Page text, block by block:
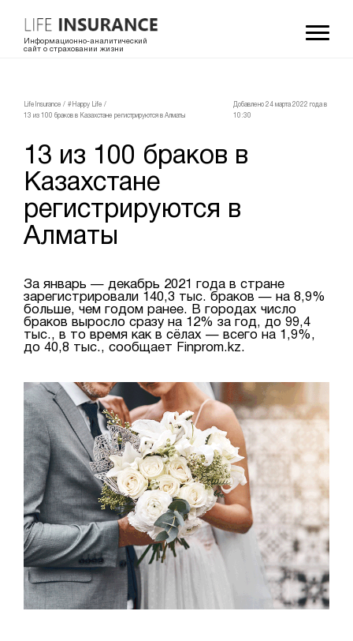
Информационно-аналитический
сайт о страховании жизни
LifeInsurance / #Happy Life /
13 из 100 браков в Казахстане регистрируются в Алматы
Добавлено 24 мартa 2022 года в
10:30
13 из 100 браков в
Казахстане
регистрируются в
Алматы
За январь — декабрь 2021 года в стране
зарегистрировали 140,3 тыс. браков — на 8,9%
больше, чем годом ранее. В городах число
браков выросло сразу на 12% за год, до 99,4
тыс., в то время как в сёлах — всего на 1,9%,
до 40,8 тыс., сообщает Finprom.kz.